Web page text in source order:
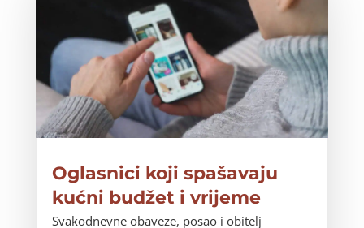
Oglasnici koji spašavaju
kućni budžet i vrijeme
Svakodnevne obaveze, posao i obitelj